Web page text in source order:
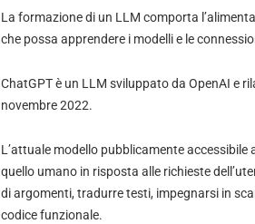
La formazione di un LLM comporta
che possa apprendere i modelli e le
ChatGPT è un LLM sviluppato da OpenAI e
novembre 2022.
L’attuale modello pubblicamente accessibile
quello umano in risposta alle richieste
di argomenti, tradurre testi, impegnarsi in
codice funzionale.